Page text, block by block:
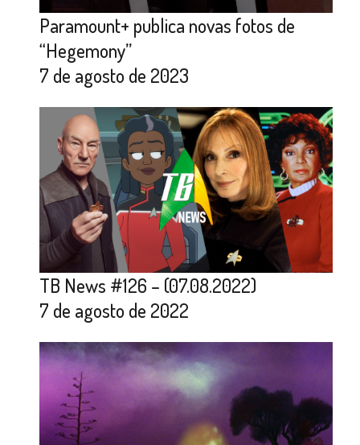
Paramount+ publica novas fotos de
“Hegemony”
7 de agosto de 2023
TB News #126 – (07.08.2022)
7 de agosto de 2022